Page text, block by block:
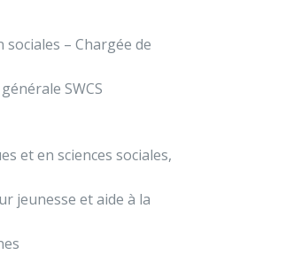
– Chargée de
SWCS
et en sciences sociales,
jeunesse et aide à la